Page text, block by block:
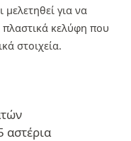
για να
πλαστικά κελύφη που
στοιχεία.
αστέρια